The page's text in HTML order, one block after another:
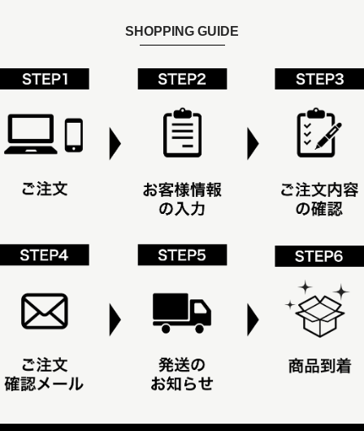
SHOPPING GUIDE